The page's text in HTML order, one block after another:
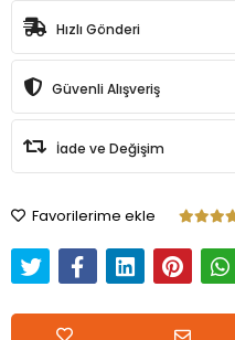
Hızlı Gönderi
Güvenli Alışveriş
İade ve Değişim
Favorilerime ekle